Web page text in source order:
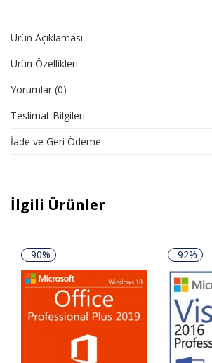
Ürün Açıklaması
Ürün Özellikleri
Yorumlar (0)
Teslimat Bilgileri
İade ve Geri Ödeme
İlgili Ürünler
-90% -92%